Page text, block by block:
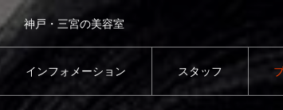
インフォメーション スタッフ
神戸・三宮の美容室